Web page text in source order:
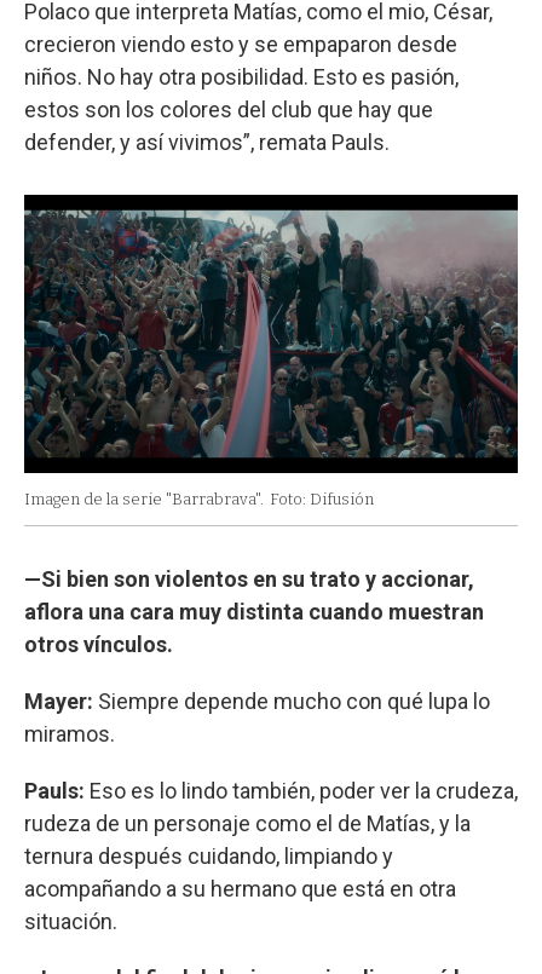
Polaco que interpreta Matías, como el mio, César,
crecieron viendo esto y se empaparon desde
niños. No hay otra posibilidad. Esto es pasión,
estos son los colores del club que hay que
defender, y así vivimos”, remata Pauls.
Imagen de la serie "Barrabrava". Foto: Difusión
—Si bien son violentos en su trato y accionar,
aflora una cara muy distinta cuando muestran
otros vínculos.
Mayer: Siempre depende mucho con qué lupa lo
miramos.
Pauls: Eso es lo lindo también, poder ver la crudeza,
rudeza de un personaje como el de Matías, y la
ternura después cuidando, limpiando y
acompañando a su hermano que está en otra
situación.